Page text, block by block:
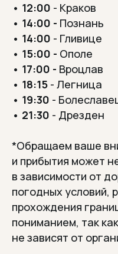
• 12:00 - Краков
• 14:00 - Познань
• 14:00 - Гливице
• 15:00 - Ополе
• 17:00 - Вроцлав
• 18:15 - Легница
• 19:30 -
• 21:30 - Дрезден
*Обращаем ваше
и прибытия может
в зависимости от
погодных условий,
прохождения
пониманием, так
не зависят от